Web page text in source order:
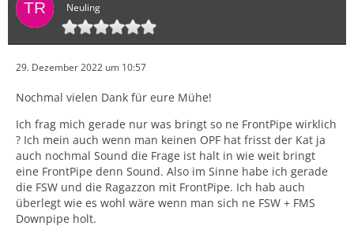
Neuling
29. Dezember 2022 um 10:57
Nochmal vielen Dank für eure Mühe!
Ich frag mich gerade nur was bringt so ne FrontPipe wirklich
? Ich mein auch wenn man keinen OPF hat frisst der Kat ja
auch nochmal Sound die Frage ist halt in wie weit bringt
eine FrontPipe denn Sound. Also im Sinne habe ich gerade
die FSW und die Ragazzon mit FrontPipe. Ich hab auch
überlegt wie es wohl wäre wenn man sich ne FSW + FMS
Downpipe holt.